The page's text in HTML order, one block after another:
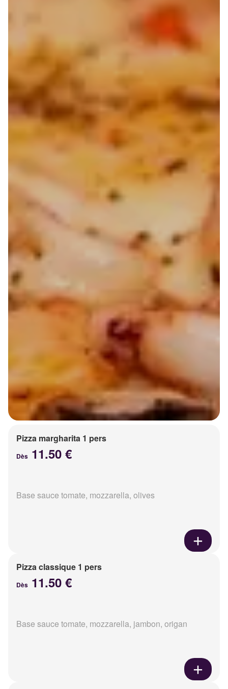
Pizza margharita 1 pers
Dès 11.50 €
Base sauce tomate, mozzarella, olives
Pizza classique 1 pers
Dès 11.50 €
Base sauce tomate, mozzarella, jambon, origan